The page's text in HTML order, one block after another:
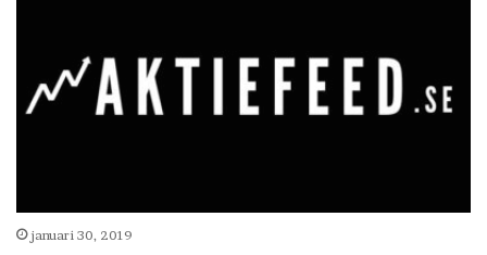
januari 30, 2019